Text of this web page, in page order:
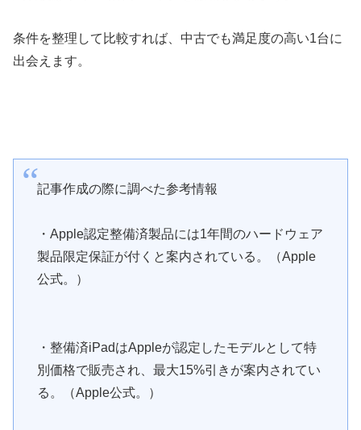
条件を整理して比較すれば、中古でも満足度の高い1台に
出会えます。
記事作成の際に調べた参考情報
・Apple認定整備済製品には1年間のハードウェア
製品限定保証が付くと案内されている。（Apple
公式。）
・整備済iPadはAppleが認定したモデルとして特
別価格で販売され、最大15%引きが案内されてい
る。（Apple公式。）